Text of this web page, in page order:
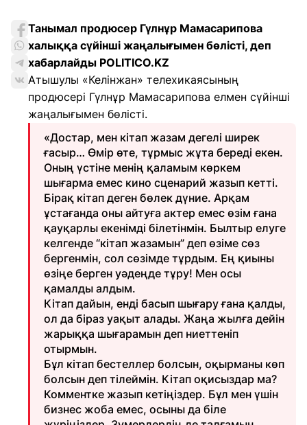
Танымал продюсер Гүлнұр Мамасарипова
халыққа сүйінші жаңалығымен бөлісті, деп
хабарлайды POLITICO.KZ
Атышулы «Келінжан» телехикаясының
продюсері Гүлнұр Мамасарипова елмен сүйінші
жаңалығымен бөлісті.
«Достар, мен кітап жазам дегелі ширек
ғасыр… Өмір өте, тұрмыс жұта береді екен.
Оның үстіне менің қаламым көркем
шығарма емес кино сценарий жазып кетті.
Бірақ кітап деген бөлек дүние. Арқам
ұстағанда оны айтуға актер емес өзім ғана
қауқарлы екенімді білетінмін. Былтыр елуге
келгенде “кітап жазамын” деп өзіме сөз
бергенмін, сол сөзімде тұрдым. Ең қиыны
өзіңе берген уәдеңде тұру! Мен осы
қамалды алдым.
Кітап дайын, енді басып шығару ғана қалды,
ол да біраз уақыт алады. Жаңа жылға дейін
жарыққа шығарамын деп ниеттеніп
отырмын.
Бұл кітап бестеллер болсын, оқырманы көп
болсын деп тілеймін. Кітап оқисыздар ма?
Комментке жазып кетіңіздер. Бұл мен үшін
бизнес жоба емес, осыны да біле